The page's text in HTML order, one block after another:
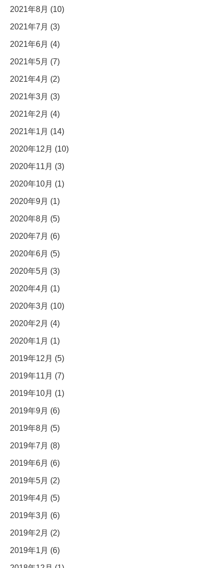
2021年8月 (10)
2021年7月 (3)
2021年6月 (4)
2021年5月 (7)
2021年4月 (2)
2021年3月 (3)
2021年2月 (4)
2021年1月 (14)
2020年12月 (10)
2020年11月 (3)
2020年10月 (1)
2020年9月 (1)
2020年8月 (5)
2020年7月 (6)
2020年6月 (5)
2020年5月 (3)
2020年4月 (1)
2020年3月 (10)
2020年2月 (4)
2020年1月 (1)
2019年12月 (5)
2019年11月 (7)
2019年10月 (1)
2019年9月 (6)
2019年8月 (5)
2019年7月 (8)
2019年6月 (6)
2019年5月 (2)
2019年4月 (5)
2019年3月 (6)
2019年2月 (2)
2019年1月 (6)